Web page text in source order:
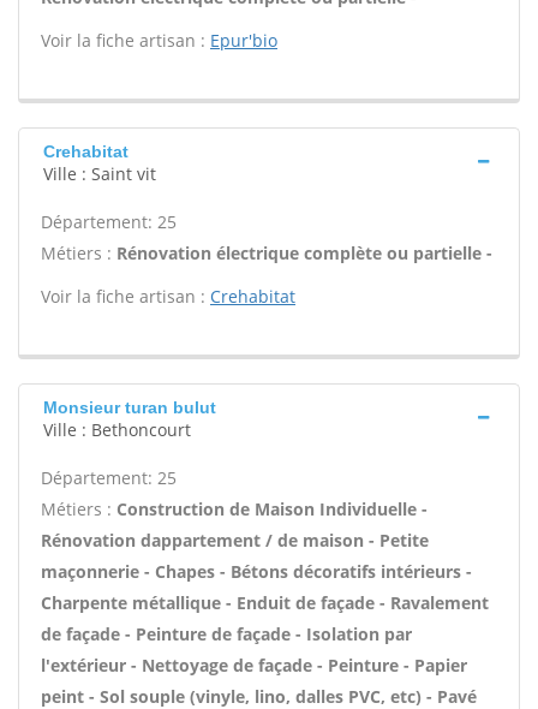
Voir la fiche artisan : Epur'bio
Crehabitat
Ville : Saint vit
Département: 25
Métiers : Rénovation électrique complète ou partielle -
Voir la fiche artisan : Crehabitat
Monsieur turan bulut
Ville : Bethoncourt
Département: 25
Métiers : Construction de Maison Individuelle -
Rénovation dappartement / de maison - Petite
maçonnerie - Chapes - Bétons décoratifs intérieurs -
Charpente métallique - Enduit de façade - Ravalement
de façade - Peinture de façade - Isolation par
l'extérieur - Nettoyage de façade - Peinture - Papier
peint - Sol souple (vinyle, lino, dalles PVC, etc) - Pavé